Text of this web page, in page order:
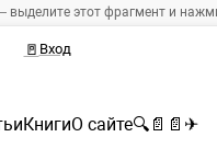
выделите этот фрагмент и
🚪 Вход
КнигиО сайте🔍 📄 📄 ✈